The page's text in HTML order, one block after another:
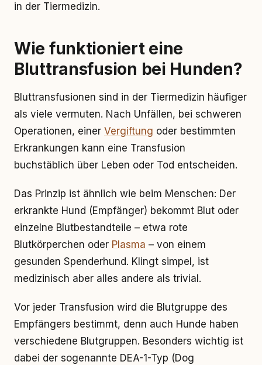
in der Tiermedizin.
Wie funktioniert eine
Bluttransfusion bei Hunden?
Bluttransfusionen sind in der Tiermedizin häufiger
als viele vermuten. Nach Unfällen, bei schweren
Operationen, einer Vergiftung oder bestimmten
Erkrankungen kann eine Transfusion
buchstäblich über Leben oder Tod entscheiden.
Das Prinzip ist ähnlich wie beim Menschen: Der
erkrankte Hund (Empfänger) bekommt Blut oder
einzelne Blutbestandteile – etwa rote
Blutkörperchen oder Plasma – von einem
gesunden Spenderhund. Klingt simpel, ist
medizinisch aber alles andere als trivial.
Vor jeder Transfusion wird die Blutgruppe des
Empfängers bestimmt, denn auch Hunde haben
verschiedene Blutgruppen. Besonders wichtig ist
dabei der sogenannte DEA-1-Typ (Dog